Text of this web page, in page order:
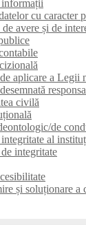
cu caracter
avere și de
aplicare a Legii
civilă
de
al
integritate
și soluționare a